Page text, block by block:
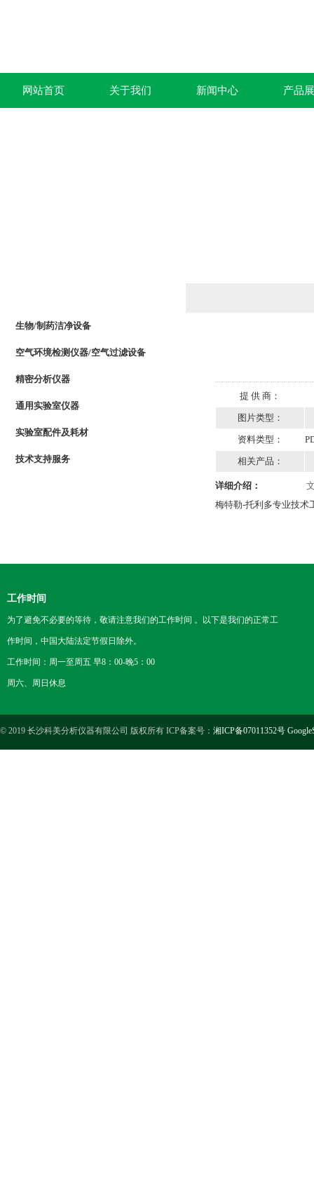
网站首页 关于我们 新闻中心 产品
生物/制药洁净设备
空气环境检测仪器/空气过滤设备
精密分析仪器
通用实验室仪器
实验室配件及耗材
技术支持服务
提 供 商：
图片类型：
资料类型：
相关产品：
详细介绍：
梅特勒-托利多专业技术
工作时间
为了避免不必要的等待，敬请注意我们的工作时间 。以下是我们的正常工
作时间，中国大陆法定节假日除外。
工作时间：周一至周五 早8：00-晚5：00
周六、周日休息
© 2019 长沙科美分析仪器有限公司 版权所有 ICP备案号： 湘ICP备07011352号